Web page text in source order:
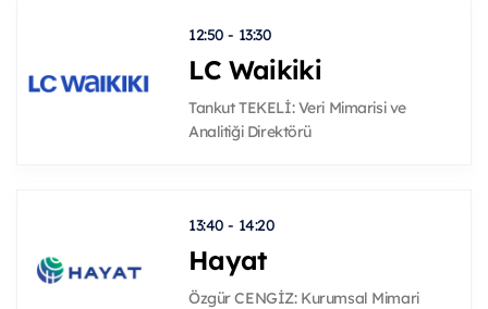
12:50 - 13:30
LC Waikiki
Tankut TEKELİ: Veri Mimarisi ve
Analitiği Direktörü
13:40 - 14:20
Hayat
Özgür CENGİZ: Kurumsal Mimari